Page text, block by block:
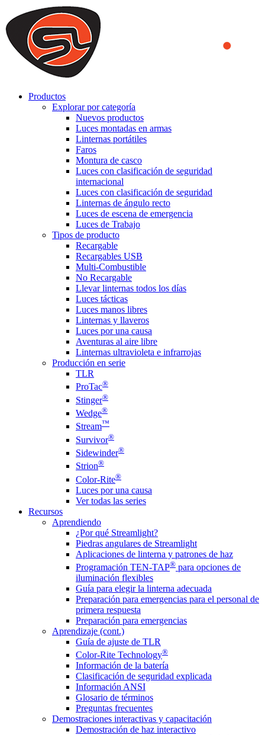
We use cookies to ensure that we provide you the best experience
on our website. By continuing to browse this website, you accept
that cookies are used to help us analyze how the website is used and
to offer you a better experience. To learn more or to find out how
you can disable cookies, you can access our
Productos
Explorar por categoría
Nuevos productos
Luces montadas en armas
Linternas portátiles
Faros
Montura de casco
Luces con clasificación de seguridad
internacional
Luces con clasificación de seguridad
Linternas de ángulo recto
Luces de escena de emergencia
Luces de Trabajo
Tipos de producto
Recargable
Recargables USB
Multi-Combustible
No Recargable
Llevar linternas todos los días
Luces tácticas
Luces manos libres
Linternas y llaveros
Luces por una causa
Aventuras al aire libre
Linternas ultravioleta e infrarrojas
Producción en serie
TLR
ProTac®
Stinger®
Wedge®
Stream™
Survivor®
Sidewinder®
Strion®
Color-Rite®
Luces por una causa
Ver todas las series
Recursos
Aprendiendo
¿Por qué Streamlight?
Piedras angulares de Streamlight
Aplicaciones de linterna y patrones de haz
Programación TEN-TAP® para opciones de
iluminación flexibles
Guía para elegir la linterna adecuada
Preparación para emergencias para el personal de
primera respuesta
Preparación para emergencias
Aprendizaje (cont.)
Guía de ajuste de TLR
Color-Rite Technology®
Información de la batería
Clasificación de seguridad explicada
Información ANSI
Glosario de términos
Preguntas frecuentes
Demostraciones interactivas y capacitación
Demostración de haz interactivo